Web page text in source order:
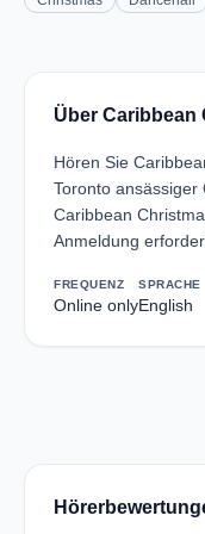
Über Caribbean
Hören Sie
Toronto ansässiger
Caribbean
Anmeldung
FREQUENZ
Online only
SPRACHE
English